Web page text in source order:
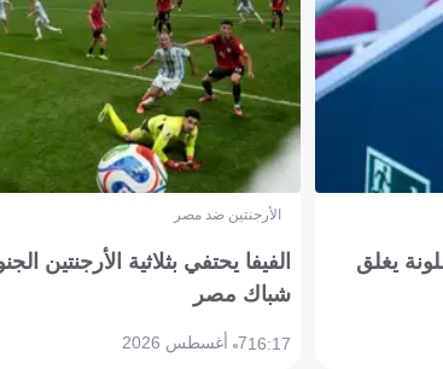
يغلق
الأرجنتين ضد مصر
الفيفا يحتفي بثلاثية الأرجنتين
شباك مصر
16:177 أغسطس 2026